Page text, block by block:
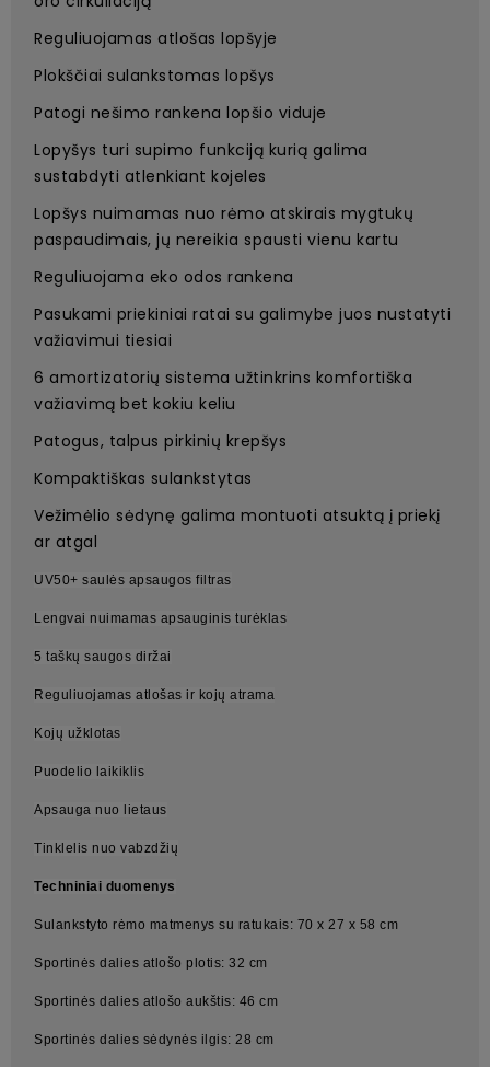
Reguliuojamas atlošas lopšyje
Plokščiai sulankstomas lopšys
Patogi nešimo rankena lopšio viduje
Lopyšys turi supimo funkciją kurią galima
sustabdyti atlenkiant kojeles
Lopšys nuimamas nuo rėmo atskirais mygtukų
paspaudimais, jų nereikia spausti vienu kartu
Reguliuojama eko odos rankena
Pasukami priekiniai ratai su galimybe juos nustatyti
važiavimui tiesiai
6 amortizatorių sistema užtinkrins komfortiška
važiavimą bet kokiu keliu
Patogus, talpus pirkinių krepšys
Kompaktiškas sulankstytas
Vežimėlio sėdynę galima montuoti atsuktą į priekį
ar atgal
UV50+ saulės apsaugos filtras
Lengvai nuimamas apsauginis turėklas
5 taškų saugos diržai
Reguliuojamas atlošas ir kojų atrama
Kojų užklotas
Puodelio laikiklis
Apsauga nuo lietaus
Tinklelis nuo vabzdžių
Techniniai duomenys
Sulankstyto rėmo matmenys su ratukais: 70 x 27 x 58 cm
Sportinės dalies atlošo plotis: 32 cm
Sportinės dalies atlošo aukštis: 46 cm
Sportinės dalies sėdynės ilgis: 28 cm